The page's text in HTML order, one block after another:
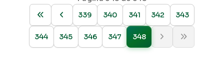
339
340 341 342 343
344 345 346 347 348